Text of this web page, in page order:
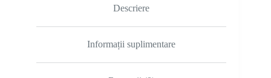
Descriere
Informații suplimentare